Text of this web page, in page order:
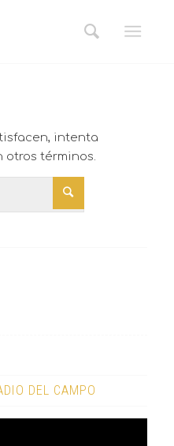
intenta
otros términos.
DEL CAMPO